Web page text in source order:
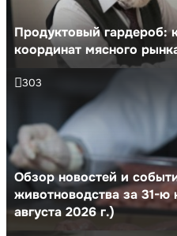
Продуктовый гардероб:
координат мясного
Обзор новостей и
животноводства за 31-
августа 2026 г.)
303